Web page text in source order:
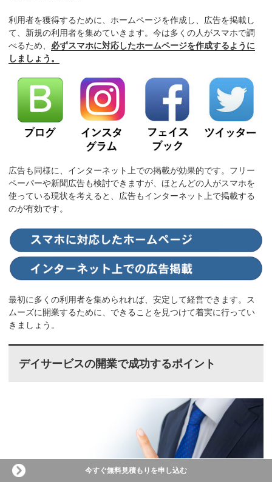
利用者を獲得するために、ホームページを作成し、広告を掲載し
て、新規の利用者を集めていきます。今は多くの人がスマホで調
べるため、 必ずスマホに対応したホームページを作成するように
しましょう。
広告も同様に、インターネット上での掲載が効果的です。フリー
ペーパーや新聞広告も検討できますが、ほとんどの人がスマホを
使っている現状を考えると、広告もインターネット上で掲載する
のが有効です。
最初に多くの利用者を集められれば、安定して経営できます。ス
ムーズに開業するために、できることを見つけて着実に行ってい
きましょう。
デイサービスの開業で成功するポイント
今すぐ無料見積もりを申し込む